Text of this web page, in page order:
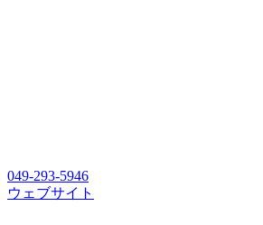
049-293-5946
ウェブサイト